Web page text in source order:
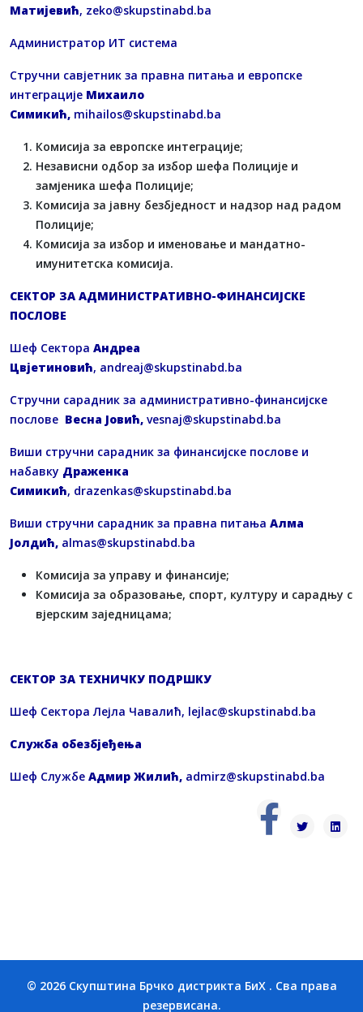
Матијевић, zeko@skupstinabd.ba
Администратор ИТ система
Стручни савјетник за правна питања и европске
интеграције Михаило
Симикић, mihailos@skupstinabd.ba
Комисија за европске интеграције;
Независни одбор за избор шефа Полиције и
замјеника шефа Полиције;
Комисија за јавну безбједност и надзор над радом
Полиције;
Комисија за избор и именовање и мандатно-
имунитетска комисија.
СЕКТОР ЗА АДМИНИСТРАТИВНО-ФИНАНСИЈСКЕ
ПОСЛОВЕ
Шеф Сектора Андреа
Цвјетиновић, andreaj@skupstinabd.ba
Стручни сарадник за административно-финансијске
послове Весна Јовић, vesnaj@skupstinabd.ba
Виши стручни сарадник за финансијске послове и
набавку Драженка
Симикић, drazenkas@skupstinabd.ba
Виши стручни сарадник за правна питања Алма
Јолдић, almas@skupstinabd.ba
Комисија за управу и финансије;
Комисија за образовање, спорт, културу и сарадњу с
вјерским заједницама;
СЕКТОР ЗА ТЕХНИЧКУ ПОДРШКУ
Шеф Сектора Лејла Чавалић, lejlac@skupstinabd.ba
Служба обезбјеђења
Шеф Службе Адмир Жилић, admirz@skupstinabd.ba
© 2026 Скупштина Брчко дистрикта БиХ . Сва права
резервисана.